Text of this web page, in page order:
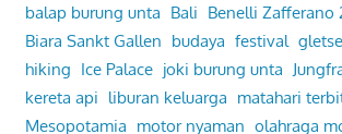
balap burung unta Bali Benelli Zafferano
Biara Sankt Gallen budaya festival
hiking Ice Palace joki burung unta
kereta api liburan keluarga matahari
Mesopotamia motor nyaman olahraga